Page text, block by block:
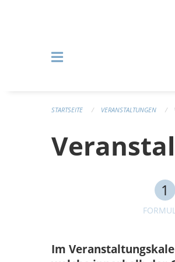
STARTSEITE VERANSTALTUNGEN
Im